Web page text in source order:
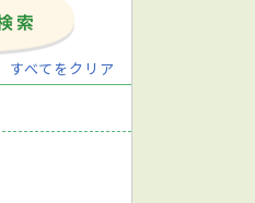
すべてをクリア